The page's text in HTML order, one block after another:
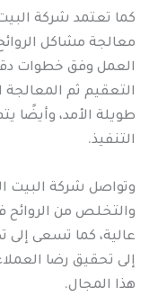
كما تعتمد شركة
معالجة مشاكل
العمل وفق خطوات
التعقيم ثم المعالجة
طويلة الأمد، وأيضًا
التنفيذ.
وتواصل شركة البيت
والتخلص من الروائح
عالية، كما تسعى إلى
إلى تحقيق رضا
هذا المجال.